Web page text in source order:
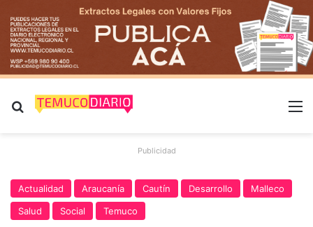
Buscar por
Publicidad
Actualidad Araucanía Cautín Desarrollo
Malleco
Salud
Social Temuco